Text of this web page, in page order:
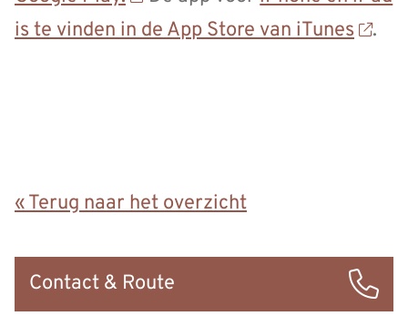
is te vinden in de App Store van iTunes
.
« Terug naar het overzicht
naar
Contact & Route